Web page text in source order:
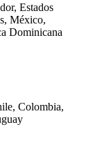
Estados
México,
Dominicana
Colombia,